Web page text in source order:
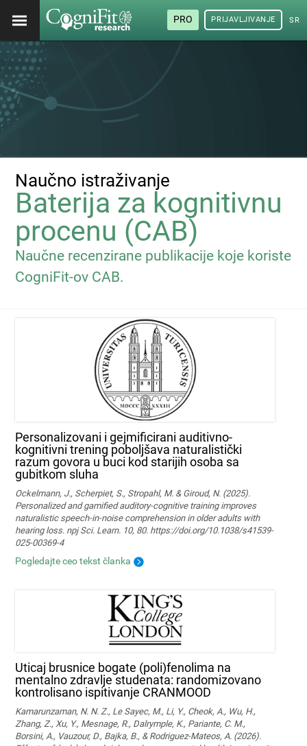
PRO PRIJAVLJIVANJE
Naučno istraživanje
Baterija za kognitivnu
procenu (CAB)
Naučne recenzirane publikacije koje koriste
CogniFit-ov CAB.
Personalizovani i gejmificirani auditivno-
kognitivni trening poboljšava naturalistički
razum govora u buci kod starijih osoba sa
gubitkom sluha
Ockelmann, J., Scherpiet, S., Stropahl, M. & Giroud, N. (2025).
Personalized and gamified auditory-cognitive training improves
naturalistic speech-in-noise comprehension in older adults with
hearing loss. npj Sci. Learn. 10, 80. https://doi.org/10.1038/s41539-
025-00369-4
Pogledajte ceo tekst članka
Uticaj brusnice bogate (poli)fenolima na
mentalno zdravlje studenata: randomizovano
kontrolisano ispitivanje CRANMOOD
Kamarunzaman, N. N. Z., Le Sayec, M., Li, Y., Cheok, A., Wu, H.,
Zhang, Z., Xu, Y., Mesnage, R., Dalrymple, K., Pariante, C. M.,
Borsini, A., Vauzour, D., Bajka, B., & Rodriguez-Mateos, A. (2026).